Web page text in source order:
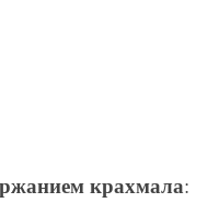
крахмала: